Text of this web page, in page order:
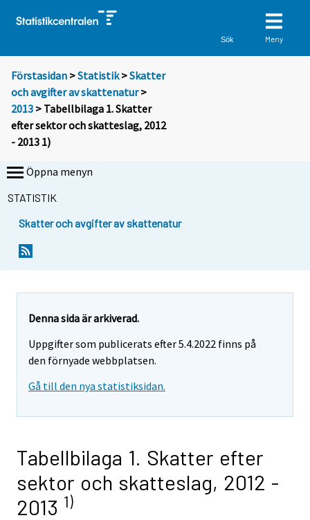
Sök Meny
Förstasidan >Statistik >Skatter
och avgifter av skattenatur>
2013 > Tabellbilaga 1. Skatter
efter sektor och skatteslag, 2012
- 2013 1)
Öppna menyn
STATISTIK
Skatter och avgifter av skattenatur
Denna sida är arkiverad.
Uppgifter som publicerats efter 5.4.2022 finns på
den förnyade webbplatsen.
Gå till den nya statistiksidan.
Tabellbilaga 1. Skatter efter
sektor och skatteslag, 2012 -
2013 1)